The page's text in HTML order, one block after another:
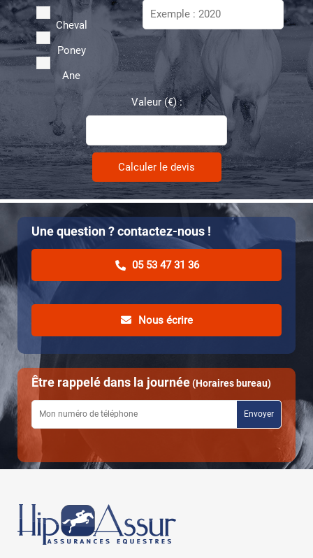
Cheval
Poney
Ane
Valeur (€) :
Une question ? contactez-nous !
05 53 47 31 36
Nous écrire
Être rappelé dans la journée(Horaires bureau)